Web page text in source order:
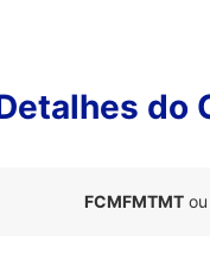
do
FCMFMTMT ou